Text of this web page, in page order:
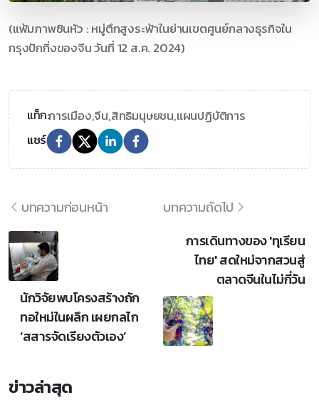
(แฟ้มภาพซินหัว : หมู่ตึกสูงระฟ้าในย่านเขตศูนย์กลางธุรกิจใน
กรุงปักกิ่งของจีน วันที่ 12 ส.ค. 2024)
แท็ก:การเมือง,จีน,สิทธิมนุษยชน,แผนปฏิบัติการ
แชร์
บทความก่อนหน้า
นักวิจัยพบโครงสร้างถัก
ทอใหม่ในผลึก เผยกลไก
‘สสารจัดเรียงตัวเอง’
บทความถัดไป
การเดินทางของ 'ทุเรียน
ไทย' สดใหม่จากสวนสู่
ตลาดจีนในไม่กี่วัน
ข่าวล่าสุด